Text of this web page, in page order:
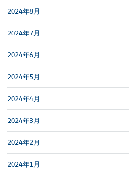
2024年8月
2024年7月
2024年6月
2024年5月
2024年4月
2024年3月
2024年2月
2024年1月